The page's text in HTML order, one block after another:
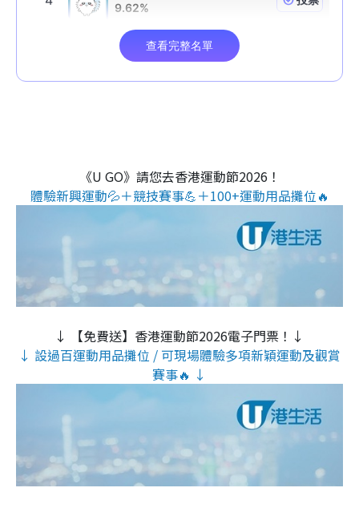
《U GO》請您去香港運動節2026！
體驗新興運動💦＋競技賽事💪＋100+運動用品攤位🔥
↓ 【免費送】香港運動節2026電子門票！↓
↓ 設過百運動用品攤位 / 可現場體驗多項新穎運動及觀賞
賽事🔥 ↓